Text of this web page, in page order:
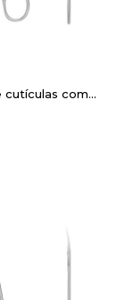
cutículas com...